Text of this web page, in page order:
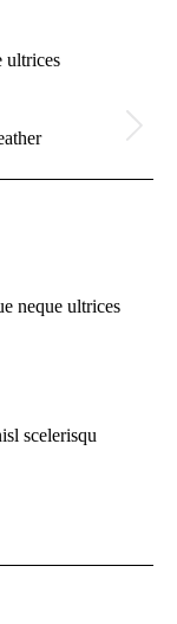
ultrices
neque ultrices
scelerisqu